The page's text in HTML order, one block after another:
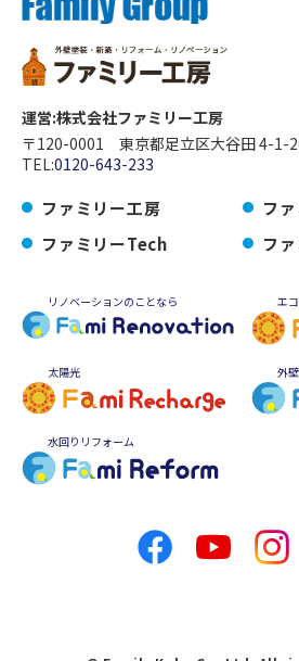
運営:株式会社ファミリー工房
〒120-0001 東京都足立区大谷田 4-1-
TEL:0120-643-233
ファミリー工房
フ
ファミリーTech
フ
リノベーションのことなら エ
太陽光 外
水回りリフォーム